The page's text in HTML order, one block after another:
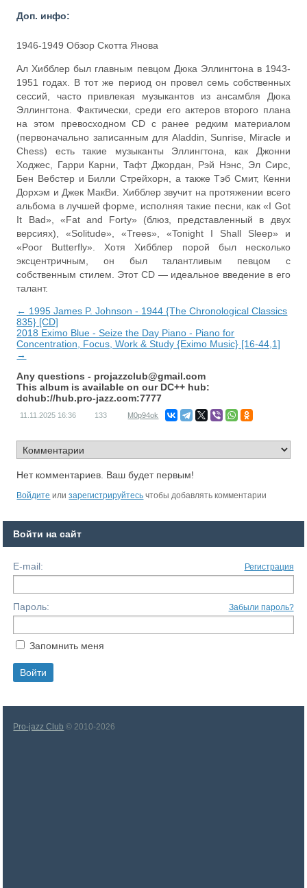
Доп. инфо:
1946-1949 Обзор Скотта Янова
Ал Хибблер был главным певцом Дюка Эллингтона в 1943-
1951 годах. В тот же период он провел семь собственных
сессий, часто привлекая музыкантов из ансамбля Дюка
Эллингтона. Фактически, среди его актеров второго плана
на этом превосходном CD с ранее редким материалом
(первоначально записанным для Aladdin, Sunrise, Miracle и
Chess) есть такие музыканты Эллингтона, как Джонни
Ходжес, Гарри Карни, Тафт Джордан, Рэй Нэнс, Эл Сирс,
Бен Вебстер и Билли Стрейхорн, а также Тэб Смит, Кенни
Дорхэм и Джек МакВи. Хибблер звучит на протяжении всего
альбома в лучшей форме, исполняя такие песни, как «I Got
It Bad», «Fat and Forty» (блюз, представленный в двух
версиях), «Solitude», «Trees», «Tonight I Shall Sleep» и
«Poor Butterfly». Хотя Хибблер порой был несколько
эксцентричным, он был талантливым певцом с
собственным стилем. Этот CD — идеальное введение в его
талант.
← 1995 James P. Johnson - 1944 {The Chronological Classics
835} [CD]
2018 Eximo Blue - Seize the Day Piano - Piano for
Concentration, Focus, Work & Study {Eximo Music} [16-44,1]
→
Any questions - projazzclub@gmail.com
This album is available on our DC++ hub:
dchub://hub.pro-jazz.com:7777
11.11.2025 16:36 133 M0p94ok
Нет комментариев. Ваш будет первым!
Войдите илизарегистрируйтесь чтобы добавлять комментарии
Войти на сайт
E-mail: Регистрация
Пароль: Забыли пароль?
Запомнить меня
Pro-jazz Club © 2010-2026